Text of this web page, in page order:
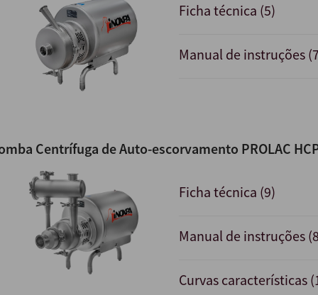
Ficha técnica (5)
Manual de instruções
Centrífuga de Auto-escorvamento PROLAC
Ficha técnica (9)
Manual de instruções
Curvas características